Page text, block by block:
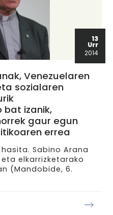
13
Urr
2014
Venezuelaren
sozialaren
izanik,
gaur egun
errea
Sabino Arana
elkarrizketarako
(Mandobide, 6.